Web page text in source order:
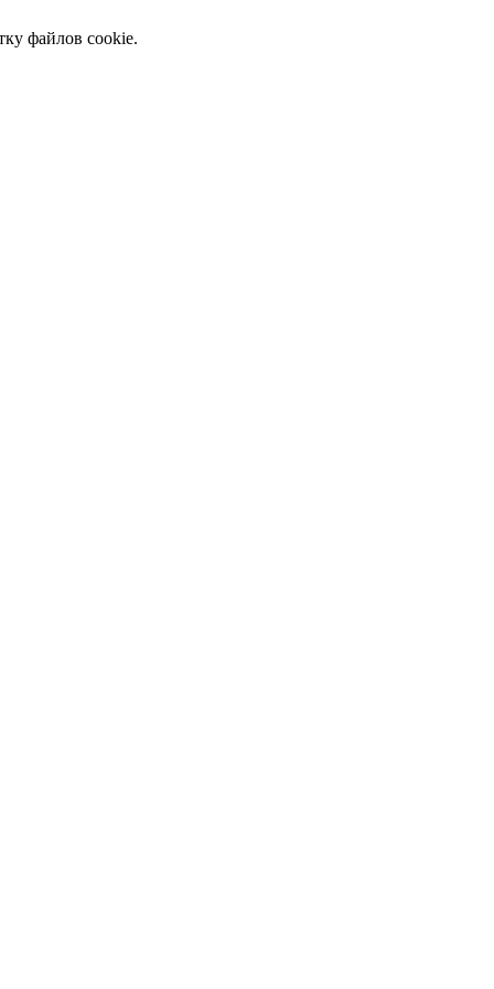
файлов cookie.